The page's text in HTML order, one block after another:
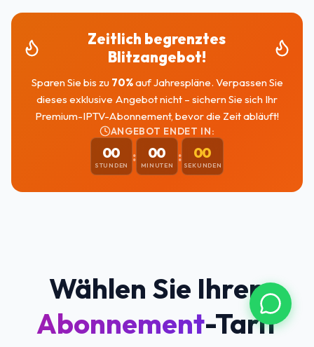
Zeitlich begrenztes
Blitzangebot!
Sparen Sie bis zu 70%auf Jahrespläne. Verpassen Sie
dieses exklusive Angebot nicht – sichern Sie sich Ihr
Premium-IPTV-Abonnement, bevor die Zeit abläuft!
ANGEBOT ENDET IN:
00
STUNDEN
: 00
MINUTEN
: 00
SEKUNDEN
Wählen Sie Ihren
Abonnement-Tarif